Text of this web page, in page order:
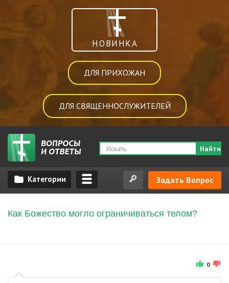
НОВИНКА
ДЛЯ ПРИХОЖАН
ДЛЯ СВЯЩЕННОСЛУЖИТЕЛЕЙ
Найти
Задать Вопрос
Как Божество могло ограничиваться телом?
0